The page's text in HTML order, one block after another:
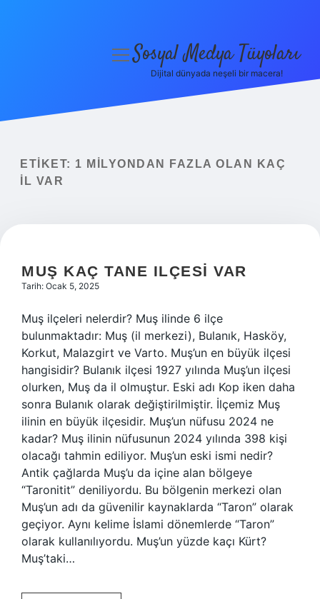
Yasal Uyarı
menüyüSosyal Medya Tüyoları
Dijital dünyada neşeli bir macera!
ETIKET: 1 MILYONDAN FAZLA OLAN KAÇ
IL VAR
MUŞ KAÇ TANE ILÇESI VAR
Tarih: Ocak 5, 2025
Muş ilçeleri nelerdir? Muş ilinde 6 ilçe
bulunmaktadır: Muş (il merkezi), Bulanık, Hasköy,
Korkut, Malazgirt ve Varto. Muş’un en büyük ilçesi
hangisidir? Bulanık ilçesi 1927 yılında Muş’un ilçesi
olurken, Muş da il olmuştur. Eski adı Kop iken daha
sonra Bulanık olarak değiştirilmiştir. İlçemiz Muş
ilinin en büyük ilçesidir. Muş’un nüfusu 2024 ne
kadar? Muş ilinin nüfusunun 2024 yılında 398 kişi
olacağı tahmin ediliyor. Muş’un eski ismi nedir?
Antik çağlarda Muş’u da içine alan bölgeye
“Taronitit” deniliyordu. Bu bölgenin merkezi olan
Muş’un adı da güvenilir kaynaklarda “Taron” olarak
geçiyor. Aynı kelime İslami dönemlerde “Taron”
olarak kullanılıyordu. Muş’un yüzde kaçı Kürt?
Muş’taki…